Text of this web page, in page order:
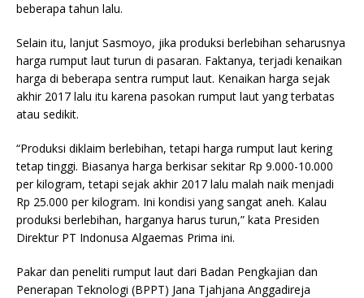
beberapa tahun lalu.
Selain itu, lanjut Sasmoyo, jika produksi berlebihan seharusnya
harga rumput laut turun di pasaran. Faktanya, terjadi kenaikan
harga di beberapa sentra rumput laut. Kenaikan harga sejak
akhir 2017 lalu itu karena pasokan rumput laut yang terbatas
atau sedikit.
“Produksi diklaim berlebihan, tetapi harga rumput laut kering
tetap tinggi. Biasanya harga berkisar sekitar Rp 9.000-10.000
per kilogram, tetapi sejak akhir 2017 lalu malah naik menjadi
Rp 25.000 per kilogram. Ini kondisi yang sangat aneh. Kalau
produksi berlebihan, harganya harus turun,” kata Presiden
Direktur PT Indonusa Algaemas Prima ini.
Pakar dan peneliti rumput laut dari Badan Pengkajian dan
Penerapan Teknologi (BPPT) Jana Tjahjana Anggadireja